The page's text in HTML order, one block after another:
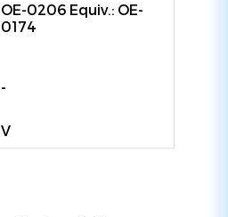
OE-0206 Equiv.: OE-
0174
-
V